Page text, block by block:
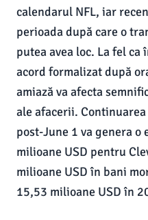
calendarul NFL, iar
perioada după care o
putea avea loc. La fel
acord formalizat după
amiază va afecta
ale afacerii.
post-June 1 va genera o
milioane USD pentru
milioane USD în bani
15,53 milioane USD în